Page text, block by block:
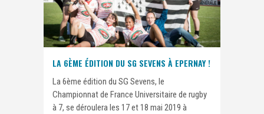
LA 6ÈME ÉDITION DU SG SEVENS À EPERNAY !
La 6ème édition du SG Sevens, le
Championnat de France Universitaire de rugby
à 7, se déroulera les 17 et 18 mai 2019 à